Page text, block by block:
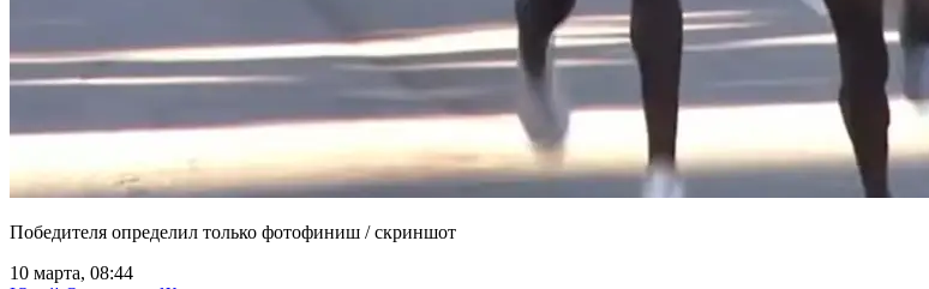
Победителя определил только фотофиниш / скриншот
10 марта, 08:44